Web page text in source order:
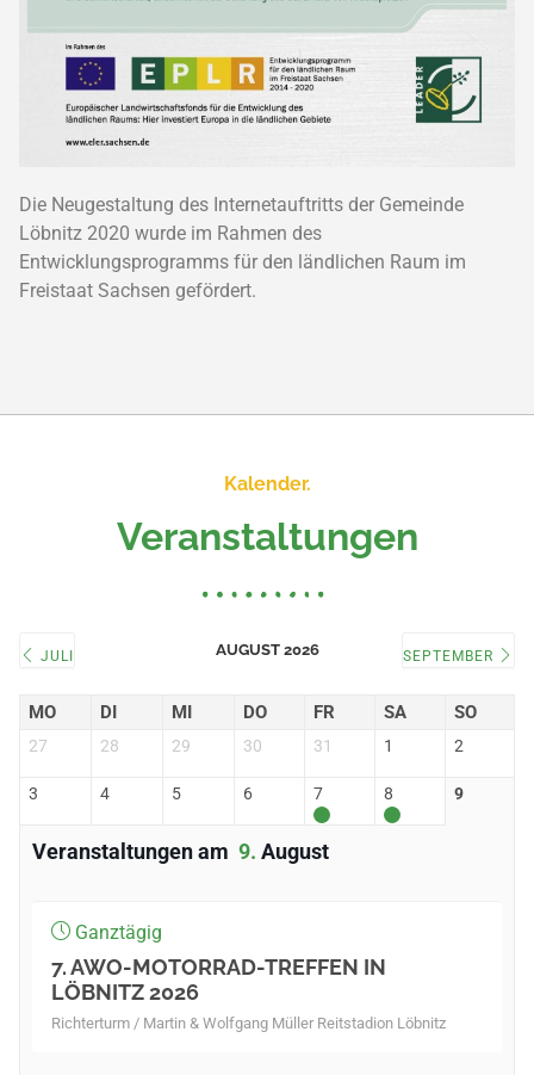
Die Neugestaltung des Internetauftritts der Gemeinde
Löbnitz 2020 wurde im Rahmen des
Entwicklungsprogramms für den ländlichen Raum im
Freistaat Sachsen gefördert.
Kalender.
Veranstaltungen
JULI AUGUST 2026 SEPTEMBER
MO DI MI DO FR SA SO
27 28 29 30 31 1 2
3 4 5 6 7 8 9
Veranstaltungen am 9 August
Ganztägig
7. AWO-MOTORRAD-TREFFEN IN
LÖBNITZ 2026
Richterturm / Martin & Wolfgang Müller Reitstadion Löbnitz